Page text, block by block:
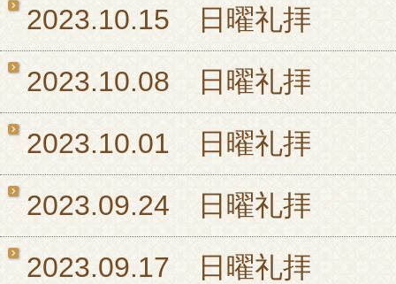
2023.10.15 日曜礼拝
2023.10.08 日曜礼拝
2023.10.01 日曜礼拝
2023.09.24 日曜礼拝
2023.09.17 日曜礼拝